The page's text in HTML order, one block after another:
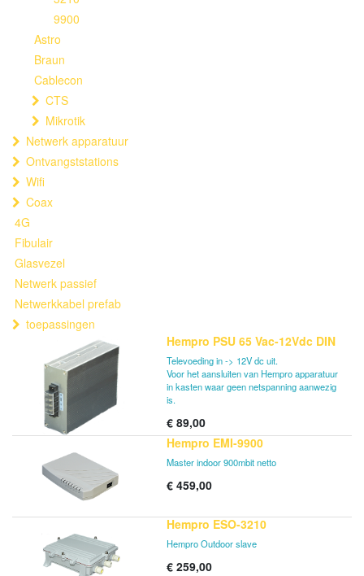
9900
Astro
Braun
Cablecon
CTS
Mikrotik
Netwerk apparatuur
Ontvangststations
Wifi
Coax
4G
Fibulair
Glasvezel
Netwerk passief
Netwerkkabel prefab
toepassingen
Hempro PSU 65 Vac-12Vdc DIN
Televoeding in -> 12V dc uit.
Voor het aansluiten van Hempro apparatuur
in kasten waar geen netspanning aanwezig
is.
€ 89,00
Hempro EMI-9900
Master indoor 900mbit netto
€ 459,00
Hempro ESO-3210
Hempro Outdoor slave
€ 259,00